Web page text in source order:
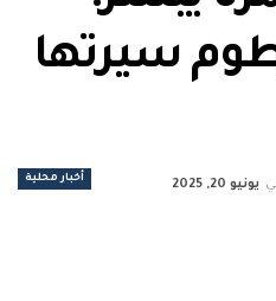
سيرتها
أخبار محلية يونيو 20, 2025